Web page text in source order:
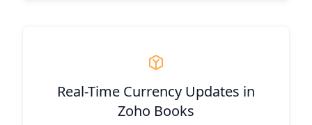
Real-Time Currency Updates in
Zoho Books